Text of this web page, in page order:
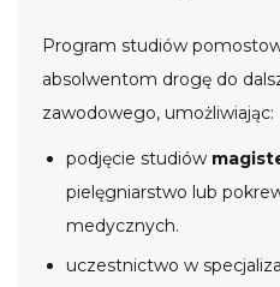
Program studiów
absolwentom drogę do
zawodowego, umożliwiając:
podjęcie studiów
pielęgniarstwo lub
medycznych.
uczestnictwo w